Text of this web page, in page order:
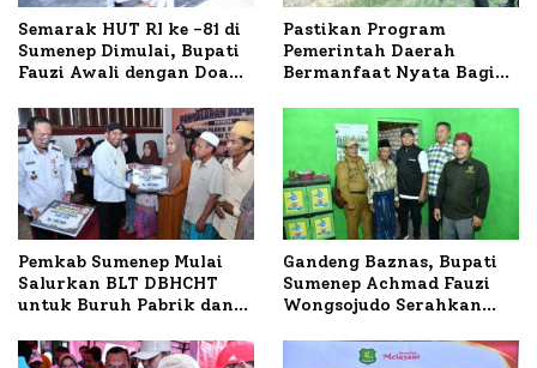
Semarak HUT RI ke -81 di
Sumenep Dimulai, Bupati
Fauzi Awali dengan Doa
Terbakar
Pastikan Program
Pemerintah Daerah
Bermanfaat Nyata Bagi
Sumenep Tinjau Langsung
Budidaya Lele dan Ayam
Petelur di Desa Bataal
Timur
Pemkab Sumenep Mulai
Salurkan BLT DBHCHT
untuk Buruh Pabrik dan
Gandeng Baznas, Bupati
Sumenep Achmad Fauzi
Wongsojudo Serahkan
Dua Kecamatan